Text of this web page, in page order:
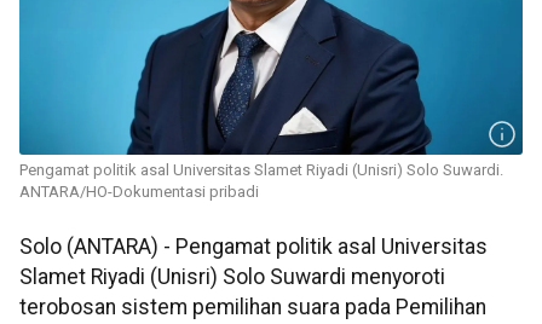
Pengamat politik asal Universitas Slamet Riyadi (Unisri) Solo Suwardi.
ANTARA/HO-Dokumentasi pribadi
Solo (ANTARA) - Pengamat politik asal Universitas
Slamet Riyadi (Unisri) Solo Suwardi menyoroti
terobosan sistem pemilihan suara pada Pemilihan